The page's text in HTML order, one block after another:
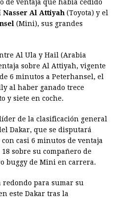
a
d
e
r
s
e
d
n
l
t
L
de ventaja que había cedido
Nasser Al Attiyah (Toyota) y el
(Mini), sus grandes
Al Ula y Hail (Arabia
sobre Al Attiyah, vigente
6 minutos a Peterhansel, el
al haber ganado trece
y siete en coche.
de la clasificación general
Dakar, que se disputará
casi 6 minutos de ventaja
sobre su compañero de
buggy de Mini en carrera.
para sumar su
este Dakar tras la